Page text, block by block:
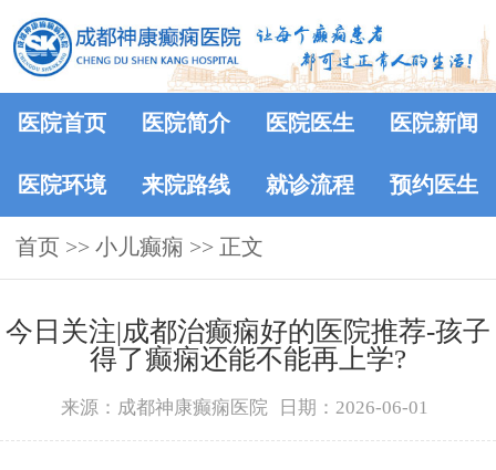
医院首页 医院简介 医院医生 医院新闻
医院环境 来院路线 就诊流程 预约医生
首页 >> 小儿癫痫 >> 正文
今日关注|成都治癫痫好的医院推荐-孩子
得了癫痫还能不能再上学?
来源：成都神康癫痫医院 日期：2026-06-01